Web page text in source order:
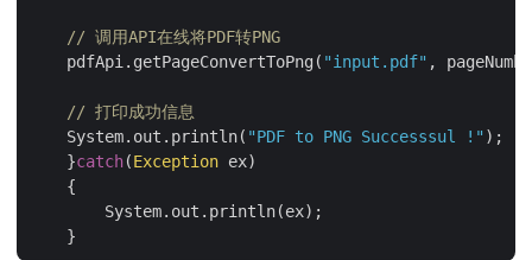
// 调用API在线将PDF转PNG
    pdfApi.getPageConvertToPng(
"input.pdf" ,
// 打印成功信息
    System.out.println(
"PDF to PNG Successsul !" );
    }
catch(Exception ex)
    {